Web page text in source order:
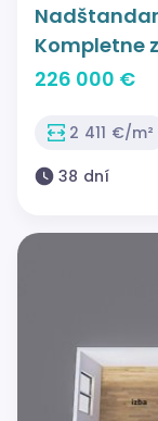
Kompletne
pripravený
226 000 €
2 411 €/m²
38 dní